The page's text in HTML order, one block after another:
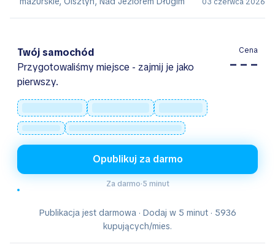
Twój samochód
Przygotowaliśmy miejsce - zajmij je jako
pierwszy.
Cena
– – –
Opublikuj za darmo
Za darmo·5 minut
Publikacja jest darmowa · Dodaj w 5 minut · 5936
kupujących/mies.